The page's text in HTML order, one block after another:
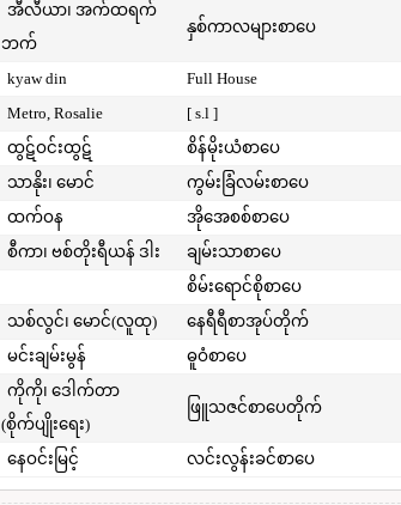
အီလီယာ၊ အက်ထရက်
ဘက်
နှစ်ကာလများစာပေ
kyaw din Full House
Metro, Rosalie [ s.l ]
ထွဋ်ဝင်းထွဋ် စိန်မိုးယံစာပေ
သာနိုး၊ မောင် ကွမ်းခြံလမ်းစာပေ
ထက်ဝန အိုအေစစ်စာပေ
စီကာ၊ ဗစ်တိုးရီယန် ဒါး ချမ်းသာစာပေ
စိမ်းရောင်စိုစာပေ
သစ်လွင်၊ မောင်(လူထု) နေရီရီစာအုပ်တိုက်
မင်းချမ်းမွန် ဓူဝံစာပေ
ကိုကို၊ ဒေါက်တာ
(စိုက်ပျိုးရေး)
ဖြူသဇင်စာပေတိုက်
နေဝင်းမြင့် လင်းလွန်းခင်စာပေ